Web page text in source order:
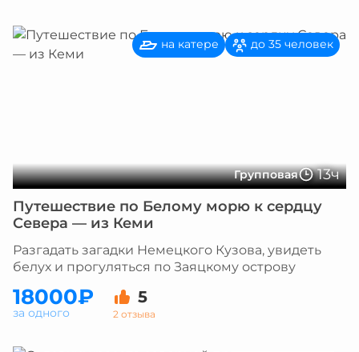
Групповая 13ч
на катере до 35 человек
Путешествие по Белому морю к сердцу
Севера — из Кеми
Разгадать загадки Немецкого Кузова, увидеть
белух и прогуляться по Заяцкому острову
18000₽ 5
2 отзыва
за одного